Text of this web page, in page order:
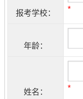
报考学校： *
年龄：
姓名： *